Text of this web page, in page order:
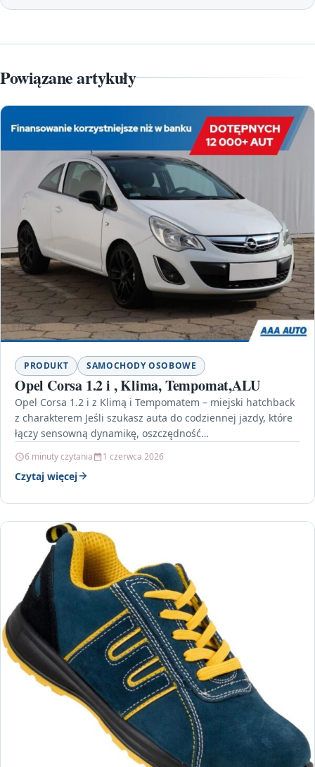
Powiązane artykuły
PRODUKT SAMOCHODY OSOBOWE
Opel Corsa 1.2 i , Klima, Tempomat,ALU
Opel Corsa 1.2 i z Klimą i Tempomatem – miejski hatchback
z charakterem Jeśli szukasz auta do codziennej jazdy, które
łączy sensowną dynamikę, oszczędność…
6 minuty czytania 1 czerwca 2026
Czytaj więcej